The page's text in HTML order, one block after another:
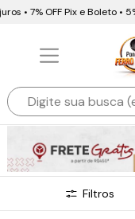
• 7% OFF Pix e Boleto •
Filtros